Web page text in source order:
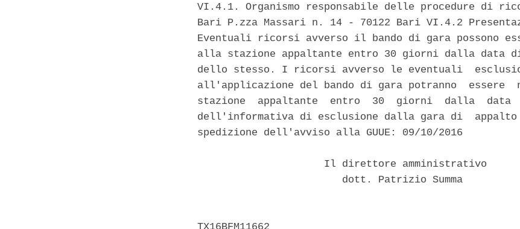
VI.4.1. Organismo responsabile delle procedure di
Bari P.zza Massari n. 14 - 70122 Bari VI.4.2
Eventuali ricorsi avverso il bando di gara possono
alla stazione appaltante entro 30 giorni dalla data
dello stesso. I ricorsi avverso le eventuali
all'applicazione del bando di gara potranno
stazione  appaltante  entro  30  giorni  dalla  data
dell'informativa di esclusione dalla gara di
spedizione dell'avviso alla GUUE: 09/10/2016
                     Il direttore amministrativo
                        dott. Patrizio Summa